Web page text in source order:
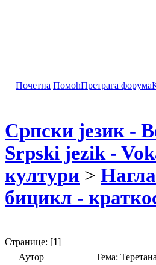
Почетна ПомоћПретрага форума
Српски језик -
Srpski jezik -
култури >
бицикл -
Странице: [1]
Аутор
Тема: